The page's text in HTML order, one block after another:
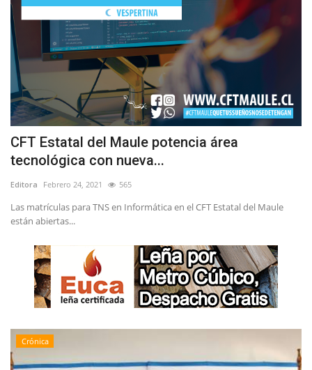
CFT Estatal del Maule potencia área
tecnológica con nueva...
Editora Febrero 24, 2021 565
Las matrículas para TNS en Informática en el CFT Estatal del Maule
están abiertas...
Crónica